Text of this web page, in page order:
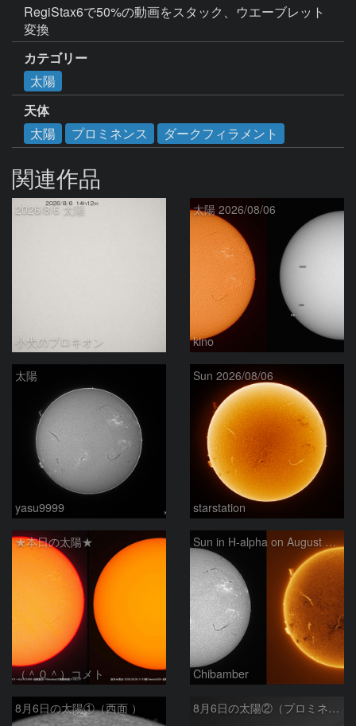
RegiStax6で50%の動画をスタック、ウエーブレット
変換
カテゴリー
太陽
天体
太陽
プロミネンス ダークフィラメント
関連作品
2026/8/6 太陽
小犬のプロキオン
太陽 2026/08/06
kino
太陽
yasu9999
Sun 2026/08/06
starstation
★本日の太陽★
（＾０＾）コメト
Sun in H-alpha on August 6, 2026
Chibamber
8月6日の太陽①（西面 ） 8月6日の太陽②（プロミネン北東縁 ）